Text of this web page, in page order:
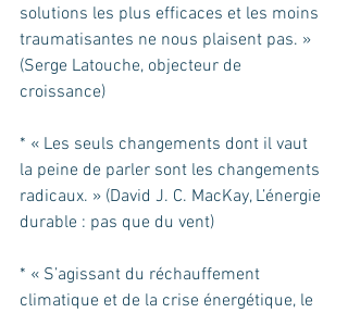
solutions les plus efficaces et les moins
traumatisantes ne nous plaisent pas. »
(Serge Latouche, objecteur de
croissance)
* « Les seuls changements dont il vaut
la peine de parler sont les changements
radicaux. » (David J. C. MacKay, L’énergie
durable : pas que du vent)
* « S’agissant du réchauffement
climatique et de la crise énergétique, le